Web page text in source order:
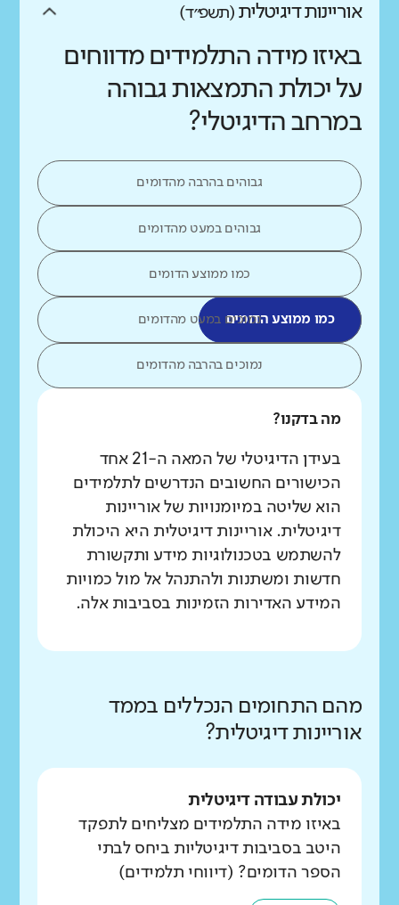
אוריינות דיגיטלית (תשפ״ד)
באיזו מידה התלמידים מדווחים
על יכולת התמצאות גבוהה
במרחב הדיגיטלי?
גבוהים בהרבה מהדומים
גבוהים במעט מהדומים
כמו ממוצע הדומים
כמו ממוצע הדומיםנמוכים במעט מהדומים
נמוכים בהרבה מהדומים
מה בדקנו?
בעידן הדיגיטלי של המאה ה-21 אחד
הכישורים החשובים הנדרשים לתלמידים
הוא שליטה במיומנויות של אוריינות
דיגיטלית. אוריינות דיגיטלית היא היכולת
להשתמש בטכנולוגיות מידע ותקשורת
חדשות ומשתנות ולהתנהל אל מול כמויות
המידע האדירות הזמינות בסביבות אלה.
מהם התחומים הנכללים בממד
אוריינות דיגיטלית?
יכולת עבודה דיגיטלית
באיזו מידה התלמידים מצליחים לתפקד
היטב בסביבות דיגיטליות ביחס לבתי
הספר הדומים? (דיווחי תלמידים)